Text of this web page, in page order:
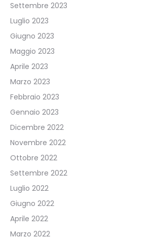
Settembre 2023
Luglio 2023
Giugno 2023
Maggio 2023
Aprile 2023
Marzo 2023
Febbraio 2023
Gennaio 2023
Dicembre 2022
Novembre 2022
Ottobre 2022
Settembre 2022
Luglio 2022
Giugno 2022
Aprile 2022
Marzo 2022